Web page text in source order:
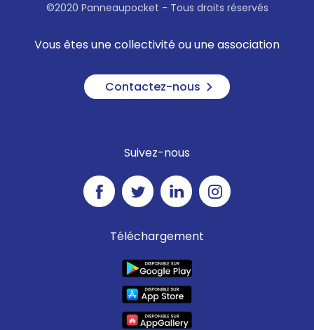
©2020 Panneaupocket - Tous droits réservés
Vous êtes une collectivité ou une association
Contactez-nous
Suivez-nous
Téléchargement